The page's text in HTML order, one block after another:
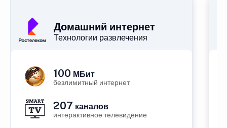
Домашний интернет
Технологии развлечения
100 МБит
безлимитный интернет
207 каналов
интерактивное телевидение